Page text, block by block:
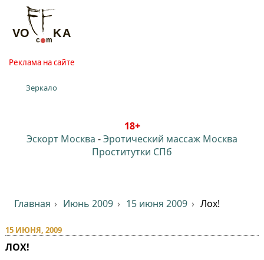
Реклама на сайте
Зеркало
18+
Эскорт Москва -Эротический массаж Москва
Проститутки СПб
Главная Июнь 2009 15 июня 2009 Лох!
15 ИЮНЯ, 2009
ЛОХ!